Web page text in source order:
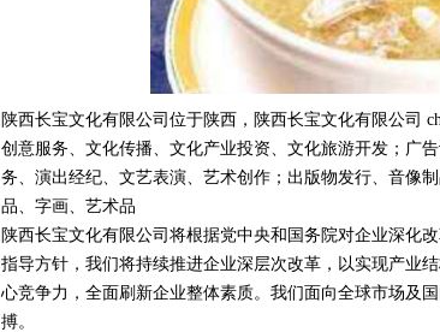
陕西长宝文化有限公司位于陕西，陕西长宝文化有限公司
创意服务、文化传播、文化产业投资、文化旅游开发；广
务、演出经纪、文艺表演、艺术创作；出版物发行、音像
品、字画、艺术品
陕西长宝文化有限公司将根据党中央和国务院对企业深化
指导方针，我们将持续推进企业深层次改革，以实现产业
心竞争力，全面刷新企业整体素质。我们面向全球市场及
搏。